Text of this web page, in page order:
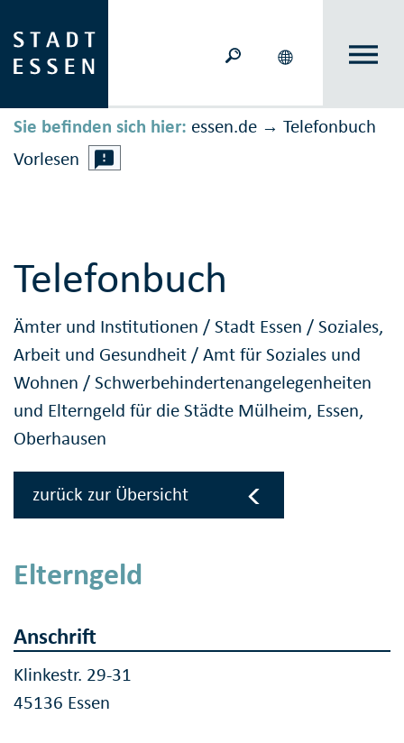
Sie befinden sich hier: essen.de → Telefonbuch
Vorlesen
Telefonbuch
Ämter und Institutionen /Stadt Essen /Soziales,
Arbeit und Gesundheit /Amt für Soziales und
Wohnen /Schwerbehindertenangelegenheiten
und Elterngeld für die Städte Mülheim, Essen,
Oberhausen
zurück zur Übersicht
Elterngeld
Anschrift
Klinkestr. 29-31
45136 Essen